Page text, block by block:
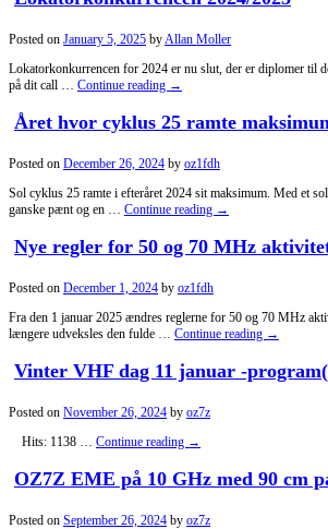
Posted on January 5, 2025 byAllan Moller
Lokatorkonkurrencen for 2024 er nu slut, der er diplomer til
på dit call … Continue reading →
Året hvor cyklus 25 ramte
Posted on December 26, 2024 by oz1fdh
Sol cyklus 25 ramte i efteråret 2024 sit maksimum. Med et
ganske pænt og en … Continue reading →
Posted on December 1, 2024 by oz1fdh
Fra den 1 januar 2025 ændres reglerne for 50 og 70 MHz
længere udveksles den fulde … Continue reading →
Vinter VHF dag 11 januar -
Posted on November 26, 2024 by oz7z
Hits: 1138 … Continue reading →
OZ7Z EME på 10 GHz med 90 cm
Posted on September 26, 2024 by oz7z